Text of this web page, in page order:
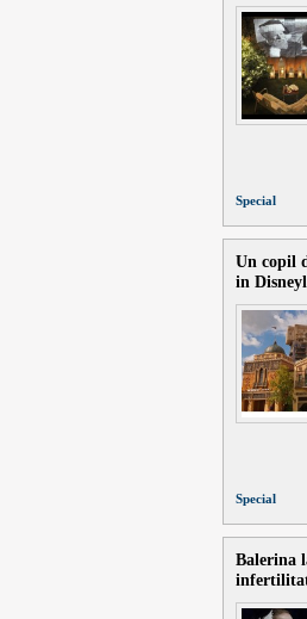
Special
Un copil
in
Special
Balerina